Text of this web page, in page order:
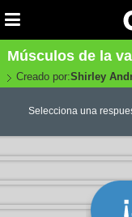
Músculos de la
Creado por:Shirley
Selecciona una